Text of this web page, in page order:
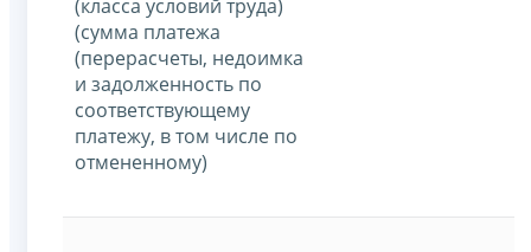
(класса условий труда)
(сумма платежа
(перерасчеты, недоимка
и задолженность по
соответствующему
платежу, в том числе по
отмененному)